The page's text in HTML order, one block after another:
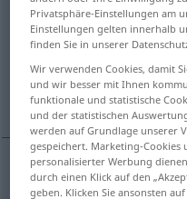
Übersicht aller
(Für mehr Details die
Asbest, Amiant,
Asbestm asbestos MINER
Privatsphäre-Einstellungen am
Einstellungen gelten innerhalb
finden Sie in unserer
Wir verwenden Cookies, damit
und wir besser mit Ihnen
funktionale und statistische
und der statistischen
werden auf Grundlage unserer
gespeichert. Marketing-Cookies
personalisierter Werbung
durch einen Klick auf den
geben. Klicken Sie ansonsten